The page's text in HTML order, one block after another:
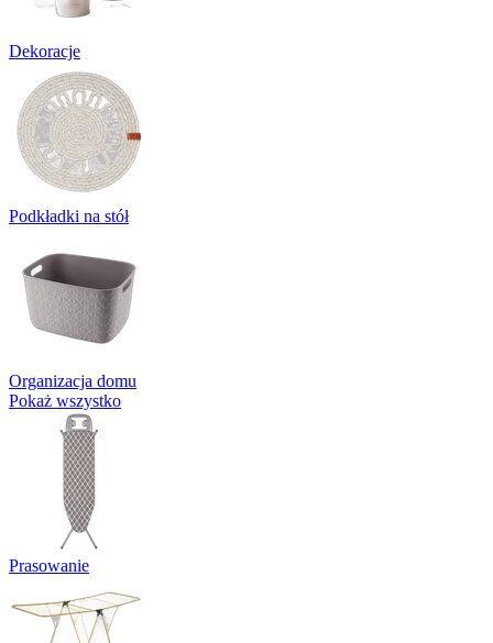
Dekoracje
Podkładki na stół
Organizacja domu
Pokaż wszystko
Prasowanie